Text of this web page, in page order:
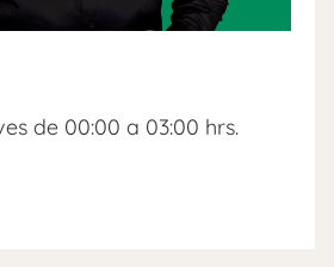
de 00:00 a 03:00 hrs.